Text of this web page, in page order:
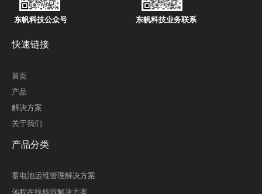
东帆科技公众号 东帆科技业务联系
快速链接
首页
产品
解决方案
关于我们
产品分类
蓄电池运维管理解决方案